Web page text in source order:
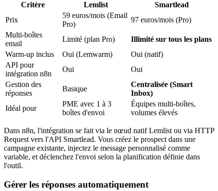
Critère Lemlist
Smartlead
Prix
59 euros/mois (Email
Pro)
97 euros/mois (Pro)
Multi-boîtes
email
Limité (plan Pro)
Illimité sur tous les plans
Warm-up inclus
Oui (Lemwarm)
Oui (natif)
API pour
intégration n8n
Oui
Oui
Gestion des
réponses
Basique
Centralisée (Smart
Inbox)
Idéal pour
PME avec 1 à 3
boîtes d'envoi
Équipes multi-boîtes,
volumes élevés
Dans n8n, l'intégration se fait via le nœud natif Lemlist ou via HTTP
Request vers l'API Smartlead. Vous créez le prospect dans une
campagne existante, injectez le message personnalisé comme
variable, et déclenchez l'envoi selon la planification définie dans
l'outil.
Gérer les réponses automatiquement